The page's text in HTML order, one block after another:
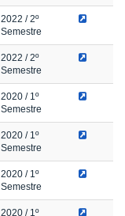
2022 / 2º
Semestre
2022 / 2º
Semestre
2020 / 1º
Semestre
2020 / 1º
Semestre
2020 / 1º
Semestre
2020 / 1º